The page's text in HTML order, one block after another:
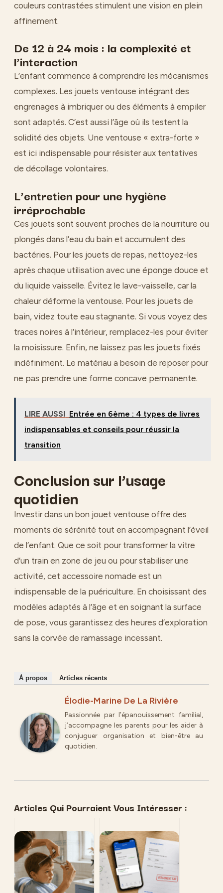
couleurs contrastées stimulent une vision en plein
affinement.
De 12 à 24 mois : la complexité et
l’interaction
L’enfant commence à comprendre les mécanismes
complexes. Les jouets ventouse intégrant des
engrenages à imbriquer ou des éléments à empiler
sont adaptés. C’est aussi l’âge où ils testent la
solidité des objets. Une ventouse « extra-forte »
est ici indispensable pour résister aux tentatives
de décollage volontaires.
L’entretien pour une hygiène
irréprochable
Ces jouets sont souvent proches de la nourriture ou
plongés dans l’eau du bain et accumulent des
bactéries. Pour les jouets de repas, nettoyez-les
après chaque utilisation avec une éponge douce et
du liquide vaisselle. Évitez le lave-vaisselle, car la
chaleur déforme la ventouse. Pour les jouets de
bain, videz toute eau stagnante. Si vous voyez des
traces noires à l’intérieur, remplacez-les pour éviter
la moisissure. Enfin, ne laissez pas les jouets fixés
indéfiniment. Le matériau a besoin de reposer pour
ne pas prendre une forme concave permanente.
LIRE AUSSI Entrée en 6ème : 4 types de livres
indispensables et conseils pour réussir la
transition
Conclusion sur l’usage
quotidien
Investir dans un bon jouet ventouse offre des
moments de sérénité tout en accompagnant l’éveil
de l’enfant. Que ce soit pour transformer la vitre
d’un train en zone de jeu ou pour stabiliser une
activité, cet accessoire nomade est un
indispensable de la puériculture. En choisissant des
modèles adaptés à l’âge et en soignant la surface
de pose, vous garantissez des heures d’exploration
sans la corvée de ramassage incessant.
À propos Articles récents
Élodie-Marine De La Rivière
Passionnée par l’épanouissement familial,
j’accompagne les parents pour les aider à
conjuguer organisation et bien-être au
quotidien.
Articles Qui Pourraient Vous Intéresser :